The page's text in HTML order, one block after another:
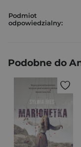
Podmiot
odpowiedzialny:
Podobne do